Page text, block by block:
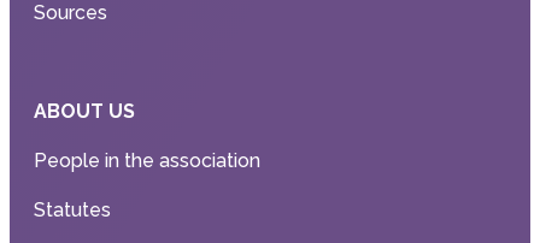
Sources
ABOUT US
People in the association
Statutes